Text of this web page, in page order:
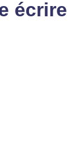
écrire